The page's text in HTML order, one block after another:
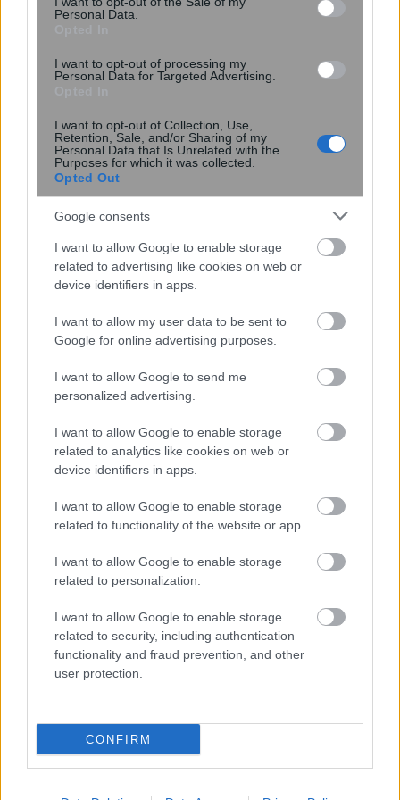
Personal Data.
I want to opt-out of processing my
Personal Data for Targeted Advertising.
I want to opt-out of Collection, Use,
Retention, Sale, and/or Sharing of my
Personal Data that Is Unrelated with the
Purposes for which it was collected.
Opted Out
Google consents
I want to allow Google to enable storage
related to advertising like cookies on web or
device identifiers in apps.
I want to allow my user data to be sent to
Google for online advertising purposes.
I want to allow Google to send me
personalized advertising.
I want to allow Google to enable storage
related to analytics like cookies on web or
device identifiers in apps.
I want to allow Google to enable storage
related to functionality of the website or app.
I want to allow Google to enable storage
related to personalization.
I want to allow Google to enable storage
related to security, including authentication
functionality and fraud prevention, and other
user protection.
CONFIRM
Λίβανος: Το Ισραήλ αρνείται νέες
ζώνες αποχώρησης έως ότου
επαληθευτεί ο έλεγχος από τον
λιβανικό στρατό
βιασμό τουριστριών στη Ζάκυνθο από
τα μέσα Ιουνίου